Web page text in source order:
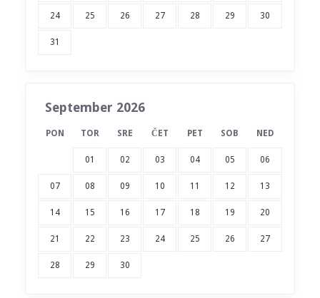
24 25 26 27 28 29 30
31
September 2026
PON TOR SRE ČET PET SOB NED
01 02 03 04 05 06
07 08 09 10 11 12 13
14 15 16 17 18 19 20
21 22 23 24 25 26 27
28 29 30